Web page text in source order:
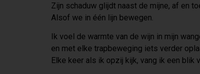
Zijn schaduw glijdt naast de mijne, af en
Alsof we in één lijn bewegen.
Ik voel de warmte van de wijn in mijn
en met elke trapbeweging iets verder
Elke keer als ik opzij kijk, vang ik een blik